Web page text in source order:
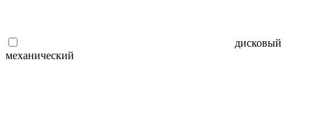
дисковый
механический